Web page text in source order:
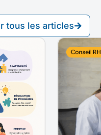
tous les articles
Conseil RH